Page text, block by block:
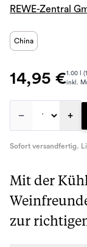
REWE-Zentral
China
14,95 €1.00 l
inkl.
– +
Sofort versandfertig.
Mit der
zur